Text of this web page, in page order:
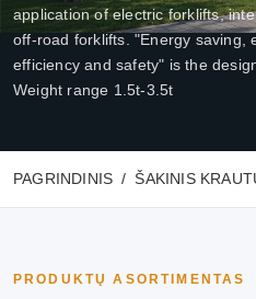
application of electric forklifts,
off-road forklifts. "Energy saving,
efficiency and safety" is the
Weight range 1.5t-3.5t
PAGRINDINIS ŠAKINIS
PRODUKTŲ ASORTIMENTAS